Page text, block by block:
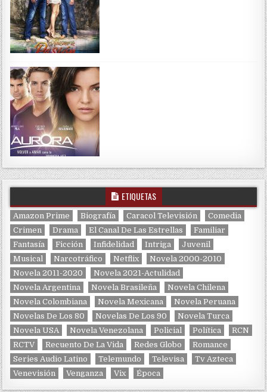
ETIQUETAS
Amazon Prime Biografía Caracol Televisión
Comedia
Crimen
Drama El Canal De Las Estrellas
Familiar
Fantasía
Ficción Infidelidad Intriga
Juvenil
Musical
Narcotráfico Netflix
Novela 2000-2010
Novela 2011-2020
Novela 2021-Actulidad
Novela Argentina
Novela Brasileña
Novela Chilena
Novela Colombiana
Novela Mexicana
Novela Peruana
Novelas De Los 80
Novelas De Los 90
Novela Turca
Novela USA
Novela Venezolana Policial Política
RCN
RCTV
Recuento De La Vida Redes Globo
Romance
Series Audio Latino
Telemundo Televisa
Tv Azteca
Venevisión
Venganza Vix Época